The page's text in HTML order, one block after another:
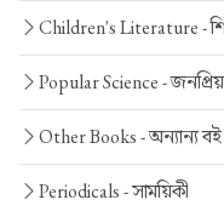
Children's Literature -
Popular Science -
Other Books -অন্যান্য বই
Periodicals -সাময়িকী